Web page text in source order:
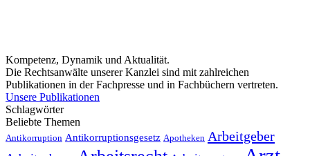
Kompetenz, Dynamik und Aktualität.
Die Rechtsanwälte unserer Kanzlei sind mit zahlreichen
Publikationen in der Fachpresse und in Fachbüchern vertreten.
Unsere Publikationen
Schlagwörter
Beliebte Themen
Antikorruption Antikorruptionsgesetz Apotheken Arbeitgeber